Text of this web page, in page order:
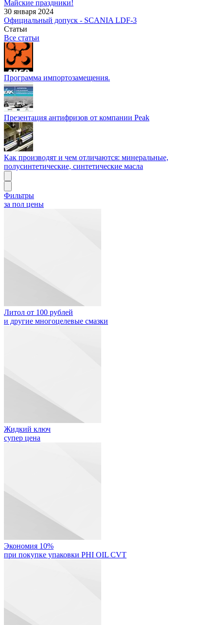
Майские праздники!
30 января 2024
Официальный допуск - SCANIA LDF-3
Статьи
Все статьи
Программа импортозамещения.
Презентация антифризов от компании Peak
Как производят и чем отличаются: минеральные,
полусинтетические, синтетические масла
Фильтры
за пол цены
Литол от 100 рублей
и другие многоцелевые смазки
Жидкий ключ
супер цена
Экономия 10%
при покупке упаковки PHI OIL CVT